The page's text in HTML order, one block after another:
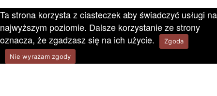
Ta strona korzysta z ciasteczek aby świadczyć usługi na
najwyższym poziomie. Dalsze korzystanie ze strony
oznacza, że zgadzasz się na ich użycie.
Zgoda
Nie wyrażam zgody